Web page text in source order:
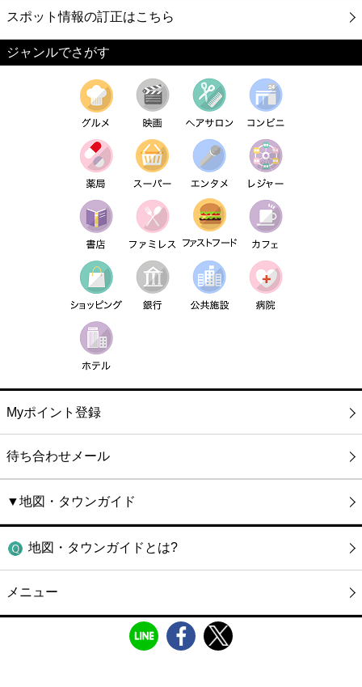
スポット情報の訂正はこちら
ジャンルでさがす
Myポイント登録
待ち合わせメール
▼地図・タウンガイド
地図・タウンガイドとは?
メニュー